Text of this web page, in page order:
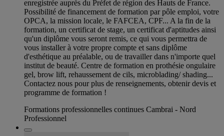
enregistrée auprès du Préfet de région des Hauts de France.
Possibilité de financement de formation par pôle emploi, votre
OPCA, la mission locale, le FAFCEA, CPF... A la fin de la
formation, un certificat de stage, un certificat d'aptitudes ainsi
qu'un diplôme vous seront remis, ce qui vous permettra de
vous installer à votre propre compte et sans diplôme
d'esthétique au préalable, ou de travailler dans n'importe quel
institut de beauté. Centre de formation en prothésie ongulaire
gel, brow lift, rehaussement de cils, microblading/ shading...
Contactez nous pour plus de renseignements, obtenir devis et
programme de formation !
Formations professionnelles continues Cambrai - Nord
Professionnel